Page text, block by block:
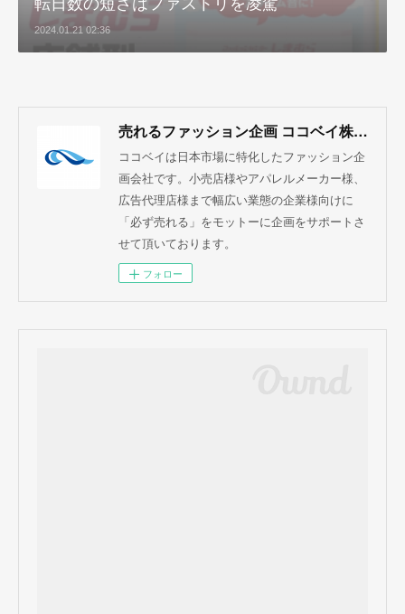
2024.01.21 02:36
売れるファッション企画 ココベイ株式会社
ココベイは日本市場に特化したファッション企
画会社です。小売店様やアパレルメーカー様、
広告代理店様まで幅広い業態の企業様向けに
「必ず売れる」をモットーに企画をサポートさ
せて頂いております。
フォロー